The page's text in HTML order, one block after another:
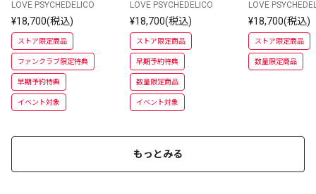
GS Special Box | 完全
生産限定ボックスセッ
ト | CD＋アナログ盤＋
カセットテープ＋半被
LOVE PSYCHEDELICO
¥18,700(税込)
ストア限定商品
ファンクラブ限定特典
早期予約特典
イベント対象
産限定ボックスセット
| CD＋アナログ盤＋カ
セットテープ＋半被
LOVE PSYCHEDELICO
¥18,700(税込)
ストア限定商品
早期予約特典
数量限定商品
イベント対象
全生産限定ボ
ット | CD＋ア
＋カセットテ
被
LOVE
¥18,700(税込)
ストア限定商品
数量限定商品
もっとみる